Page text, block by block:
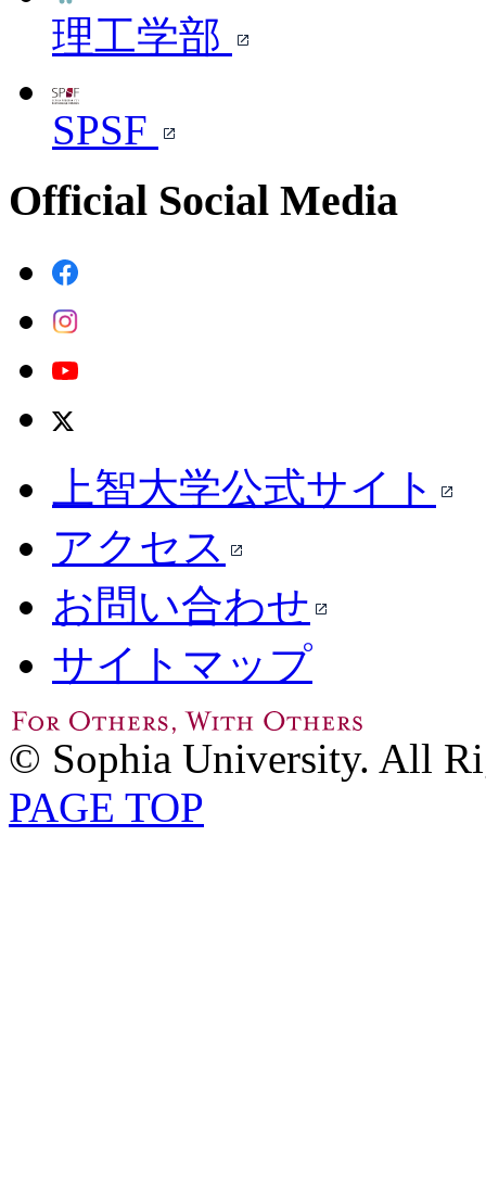
理工学部
SPSF
Official Social Media
上智大学公式サイト
アクセス
お問い合わせ
サイトマップ
© Sophia University. All
PAGE TOP